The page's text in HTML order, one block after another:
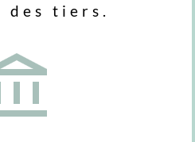
des tiers.